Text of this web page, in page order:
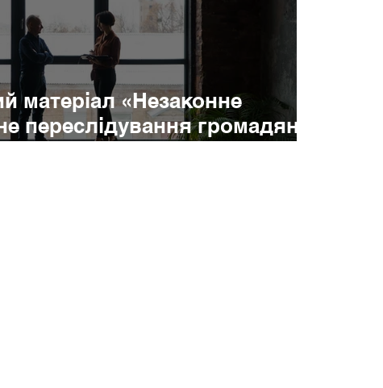
матеріал «Незаконне
переслідування громадян